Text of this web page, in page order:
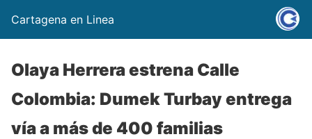
Cartagena en Linea
Olaya Herrera estrena Calle
Colombia: Dumek Turbay entrega
vía a más de 400 familias